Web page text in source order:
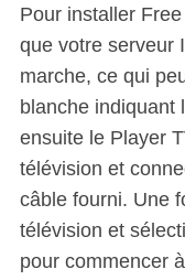
Pour installer
que votre serveur
marche, ce qui
blanche indiquant
ensuite le Player
télévision et
câble fourni. Une
télévision et
pour commencer